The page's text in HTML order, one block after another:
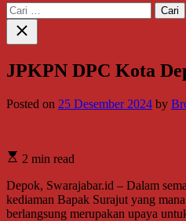
Cari
untuk:
Close
search
JPKPN DPC Kota
Posted on 25 Desember 2024 by
2 min read
Depok, Swarajabar.id – Dalam
kediaman Bapak Surajut yang
berlangsung merupakan upaya